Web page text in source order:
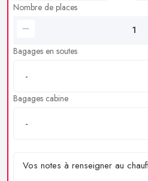
Nombre de places
Bagages en soutes
Bagages cabine